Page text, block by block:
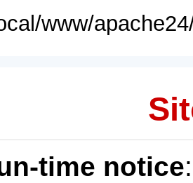
www/
time notice